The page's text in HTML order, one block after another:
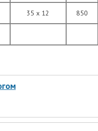
35 x 12 850